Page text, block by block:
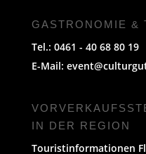
GASTRONOMIE &
Tel.: 0461 - 40 68 80 19
E-Mail:
IN DER REGION
Touristinformationen